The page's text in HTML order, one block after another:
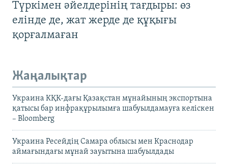
Түркімен әйелдерінің тағдыры: өз
елінде де, жат жерде де құқығы
қорғалмаған
Жаңалықтар
Украина КҚК-дағы Қазақстан мұнайының экспортына
қатысы бар инфрақұрылымға шабуылдамауға келіскен
– Bloomberg
Украина Ресейдің Самара облысы мен Краснодар
аймағындағы мұнай зауытына шабуылдады